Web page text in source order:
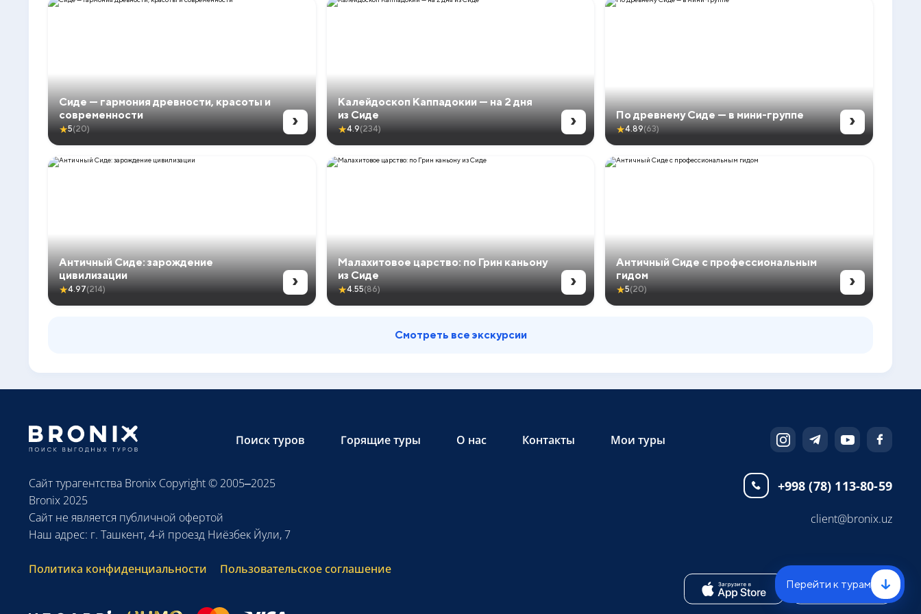
Сиде — гармония древности, красоты и
современности
★5(20) ›
Калейдоскоп Каппадокии — на 2 дня
из Сиде
★4.9(234) › По древнему Сиде — в мини-группе
★4.89(63) ›
Античный Сиде: зарождение
цивилизации
★4.97(214) ›
Малахитовое царство: по Грин каньону
из Сиде
★4.55(86) ›
Античный Сиде с профессиональным
гидом
★5(20) ›
Смотреть все экскурсии
Перейти к турам
Поиск туров Горящие туры О нас Контакты Мои туры
+998 (78) 113-80-59
Сайт турагентства Bronix Copyright © 2005–2025
Bronix 2025
Сайт не является публичной офертой
Наш адрес: г. Ташкент, 4-й проезд Ниёзбек Йули, 7
Политика конфиденциальности Пользовательское соглашение
client@bronix.uz